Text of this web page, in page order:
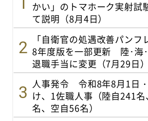
かい」のトマホーク実射試
て説明（8月4日）
「自衛官の処遇改善パンフ
8年度版を一部更新 陸･海
退職手当に変更（7月29日）
人事発令 令和8年8月1日
け、1佐職人事（陸自241
名、空自56名）